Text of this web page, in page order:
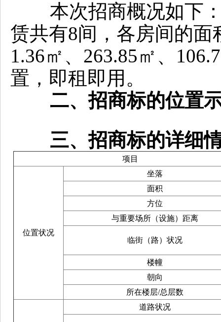
本次招商概况如下：
赁共有8间，各房间的面
1.36㎡、263.85㎡、
置，即租即用。
二、招商标的位置
三、招商标的详细
项目
位置状况
坐落
面积
方位
与重要场所（设施）距离
临街（路）状况
楼幢
朝向
所在楼层/总层数
道路状况